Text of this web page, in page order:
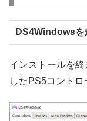
DS4Windowsを
インストールを
したPS5コントロ